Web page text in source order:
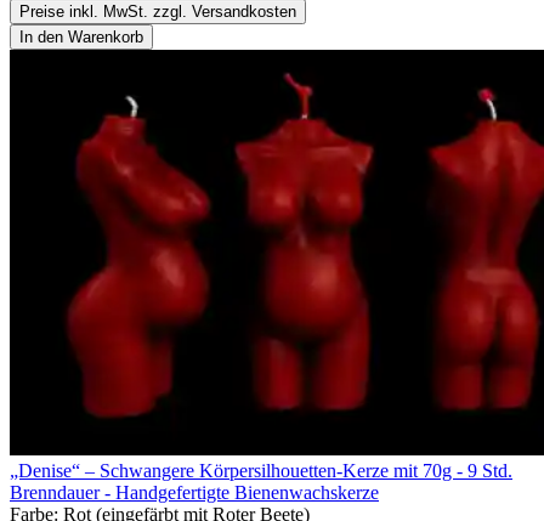
Preise inkl. MwSt. zzgl. Versandkosten
In den Warenkorb
„Denise“ – Schwangere Körpersilhouetten-Kerze mit 70g - 9 Std.
Brenndauer - Handgefertigte Bienenwachskerze
Farbe: Rot (eingefärbt mit Roter Beete)